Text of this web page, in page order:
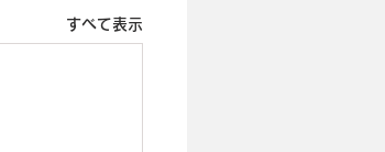
すべて表示